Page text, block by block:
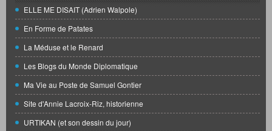
ELLE ME DISAIT (Adrien Walpole)
En Forme de Patates
La Méduse et le Renard
Les Blogs du Monde Diplomatique
Ma Vie au Poste de Samuel Gontier
Site d'Annie Lacroix-Riz, historienne
URTIKAN (et son dessin du jour)